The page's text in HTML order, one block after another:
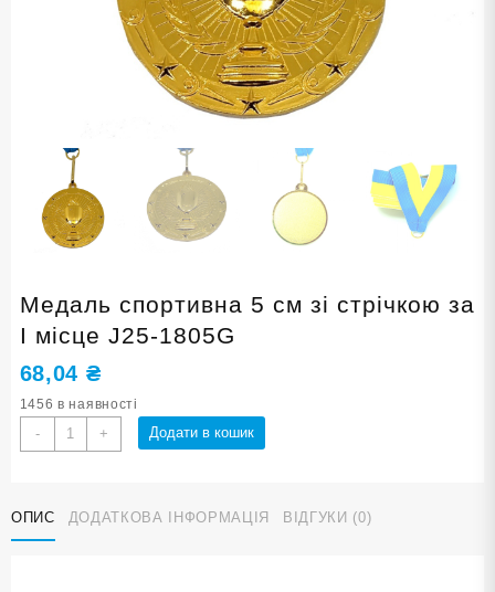
Медаль спортивна 5 см зі стрічкою за
І місце J25-1805G
68,04 ₴
1456 в наявності
-
Медаль
спортивна
зі
стрічкою
+ Додати в кошик
ОПИС ДОДАТКОВА ІНФОРМАЦІЯ ВІДГУКИ (0)